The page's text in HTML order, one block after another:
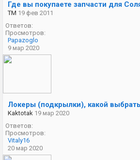
Где вы покупаете запчасти для
TM 19 фев 2011
Ответов:
Просмотров:
Papazoglo
9 мар 2020
Локеры (подкрылки), какой
Kaktotak 19 мар 2020
Ответов:
Просмотров:
Vitaly16
20 мар 2020